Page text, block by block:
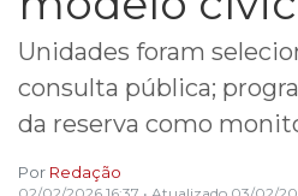
Unidades foram
consulta pública;
da reserva como
Por Redação